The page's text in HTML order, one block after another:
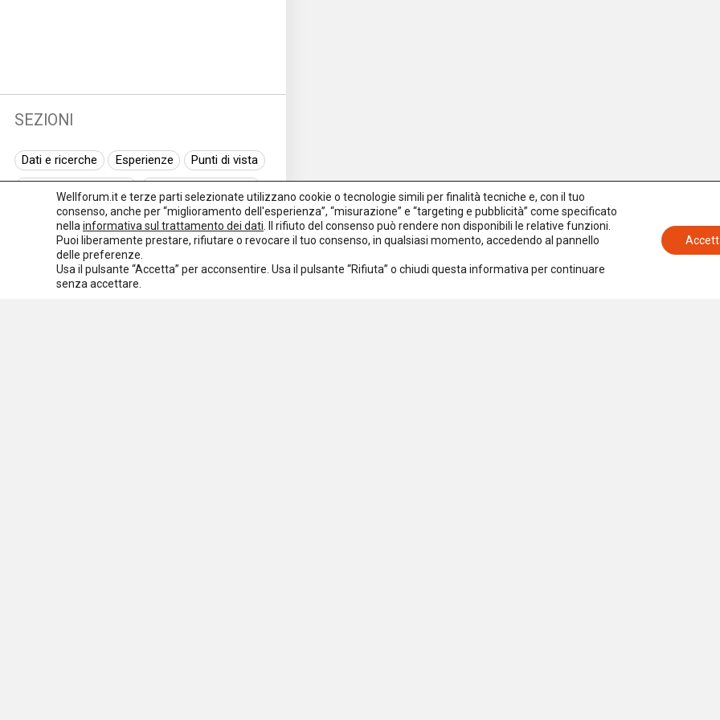
SEZIONI
Dati e ricerche Esperienze
Punti di vista
Normativa europea
Rassegna normativa
I seminari di Welforum
Eventi
Spazio ai promotori
Wellforum.it e terze parti selezionate utilizzano cookie o tecnologie simili per finalità tecniche e, con il tuo
consenso, anche per “miglioramento dell'esperienza”, “misurazione” e “targeting e pubblicità” come specificato
nella informativa sul trattamento dei dati . Il rifiuto del consenso può rendere non disponibili le relative funzioni.
Puoi liberamente prestare, rifiutare o revocare il tuo consenso, in qualsiasi momento, accedendo al pannello
delle preferenze.
Usa il pulsante “Accetta” per acconsentire. Usa il pulsante “Rifiuta” o chiudi questa informativa per continuare
senza accettare.